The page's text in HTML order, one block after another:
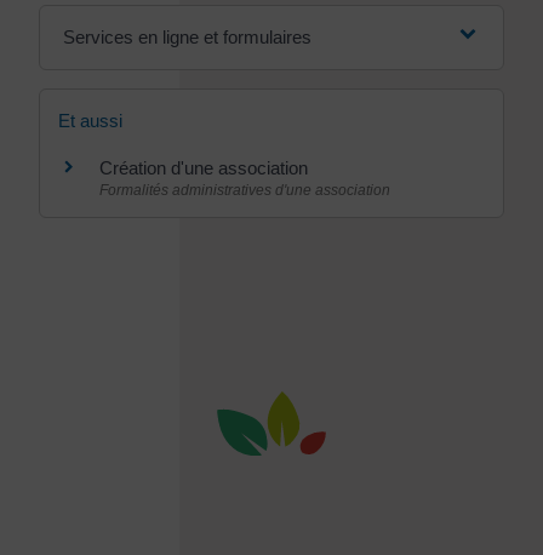
Services en ligne et formulaires
Et aussi
Création d'une association
Formalités administratives d'une association